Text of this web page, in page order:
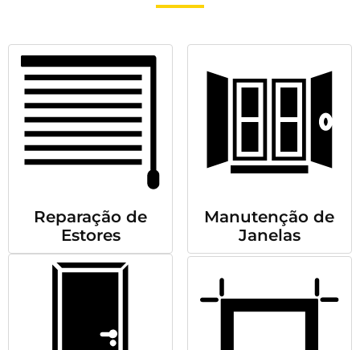
Reparação de
Estores
Manutenção de
Janelas